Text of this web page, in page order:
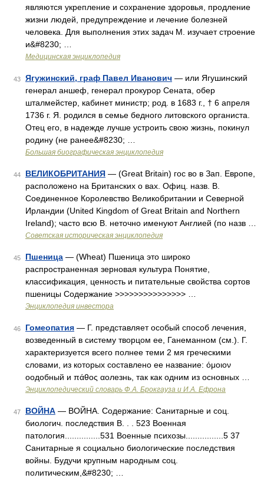
являются укрепление и сохранение здоровья, продление
жизни людей, предупреждение и лечение болезней
человека. Для выполнения этих задач М. изучает строение
и&#8230; …
Медицинская энциклопедия
43 Ягужинский, граф Павел Иванович — или Ягушинский
генерал аншеф, генерал прокурор Сената, обер
шталмейстер, кабинет министр; род. в 1683 г., † 6 апреля
1736 г. Я. родился в семье бедного литовского органиста.
Отец его, в надежде лучше устроить свою жизнь, покинул
родину (не ранее&#8230; …
Большая биографическая энциклопедия
44 ВЕЛИКОБРИТАНИЯ — (Great Britain) гос во в Зап. Европе,
расположено на Британских о вах. Офиц. назв. В.
Соединенное Королевство Великобритании и Северной
Ирландии (United Kingdom of Great Britain and Northern
Ireland); часто всю В. неточно именуют Англией (по назв …
Советская историческая энциклопедия
45 Пшеница — (Wheat) Пшеница это широко
распространенная зерновая культура Понятие,
классификация, ценность и питательные свойства сортов
пшеницы Содержание >>>>>>>>>>>>>>> …
Энциклопедия инвестора
46 Гомеопатия — Г. представляет особый способ лечения,
возведенный в систему творцом ее, Ганеманном (см.). Г.
характеризуется всего полнее теми 2 мя греческими
словами, из которых составлено ее название: όμοιον
οодобный и πάθος αолезнь, так как одним из основных …
Энциклопедический словарь Ф.А. Брокгауза и И.А. Ефрона
47 ВОЙНА — ВОЙНА. Содержание: Санитарные и соц.
биологич. последствия В. . . 523 Военная
патология...............531 Военные психозы................5 37
Санитарные я социально биологические последствия
войны. Будучи крупным народным соц.
политическим,&#8230; …